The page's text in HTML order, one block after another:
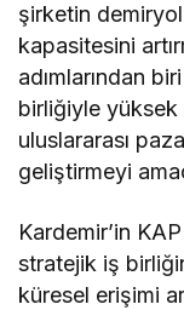
şirketin
kapasitesini
adımlarından
birliğiyle yüksek
uluslararası
geliştirmeyi
Kardemir’in
stratejik iş
küresel erişimi